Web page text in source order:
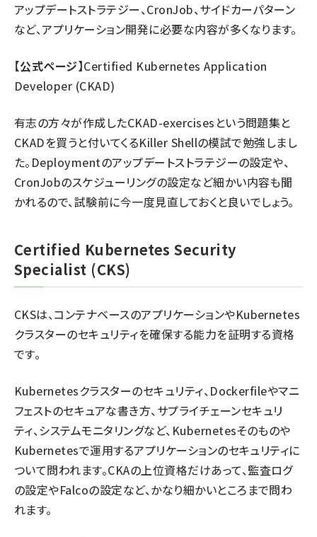
アップデートストラテジー、CronJob、サイドカーパターン
など、アプリケーション開発に必要な内容が多くなります。
【公式ページ】Certified Kubernetes Application
Developer (CKAD)
有志の方々が作成したCKAD-exercises という問題集と
CKADを買うと付いてくるKiller Shellの模試で勉強しまし
た。Deploymentのアップデートストラテジーの設定や、
CronJobのスケジューリングの設定など細かい内容も聞
かれるので、試験前に今一度見直しておくと良いでしょう。
Certified Kubernetes Security
Specialist (CKS)
CKSは、コンテナベースのアプリケーションやKubernetes
クラスターのセキュリティを確保する能力を証明する資格
です。
Kubernetesクラスターのセキュリティ、Dockerfileやマニ
フェストのセキュアな書き方、サプライチェーンセキュリ
ティ、システムモニタリングなど、Kubernetesそのものや
Kubernetesで運用するアプリケーションのセキュリティに
ついて問われます。CKAの上位資格だけあって、監査ログ
の設定やFalcoの設定など、かなり細かいところまで問わ
れます。